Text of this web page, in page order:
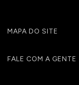
MAPA DO SITE
FALE COM A GENTE